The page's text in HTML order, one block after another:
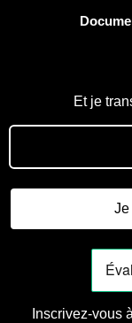
Et je
Je
Inscrivez-vous